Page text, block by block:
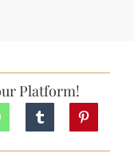
Platform!